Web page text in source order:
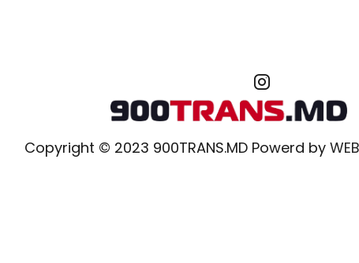
Copyright © 2023 900TRANS.MD Powerd by